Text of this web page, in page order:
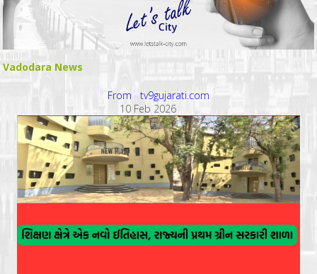
Vadodara News
From tv9gujarati.com
10 Feb 2026